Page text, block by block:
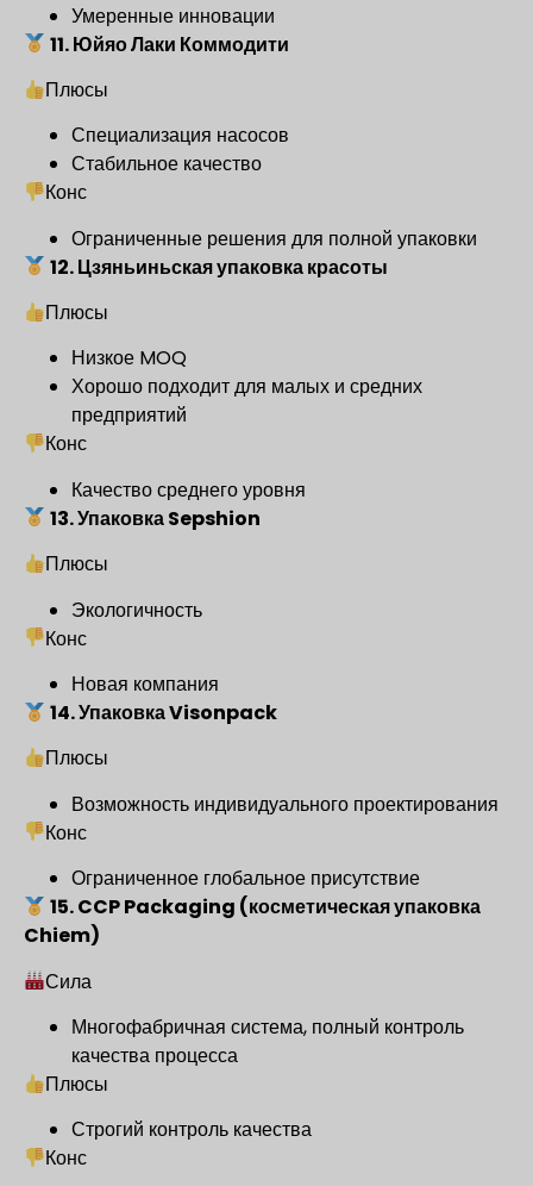
Умеренные инновации
11. Юйяо Лаки Коммодити
Плюсы
Специализация насосов
Стабильное качество
Конс
Ограниченные решения для полной упаковки
12. Цзяньиньская упаковка красоты
Плюсы
Низкое MOQ
Хорошо подходит для малых и средних
предприятий
Конс
Качество среднего уровня
13. Упаковка Sepshion
Плюсы
Экологичность
Конс
Новая компания
14. Упаковка Visonpack
Плюсы
Возможность индивидуального проектирования
Конс
Ограниченное глобальное присутствие
15. CCP Packaging (косметическая упаковка
Chiem)
Сила
Многофабричная система, полный контроль
качества процесса
Плюсы
Строгий контроль качества
Конс